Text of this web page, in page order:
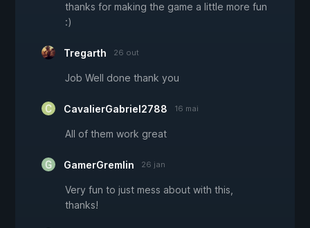
thanks for making the game a little more fun
:)
Tregarth 26 out
Job Well done thank you
CavalierGabriel2788 16 mai
All of them work great
GamerGremlin 26 jan
Very fun to just mess about with this,
thanks!